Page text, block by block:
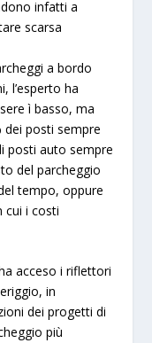
infatti a
scarsa
a bordo
l’esperto ha
ì basso, ma
dei posti sempre
posti auto sempre
del parcheggio
tempo, oppure
cui i costi
acceso i riflettori
in
dei progetti di
più